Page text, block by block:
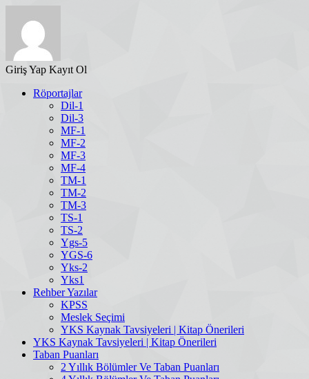
Giriş Yap Kayıt Ol
Röportajlar
Dil-1
Dil-3
MF-1
MF-2
MF-3
MF-4
TM-1
TM-2
TM-3
TS-1
TS-2
Ygs-5
YGS-6
Yks-2
Yks1
Rehber Yazılar
KPSS
Meslek Seçimi
YKS Kaynak Tavsiyeleri | Kitap Önerileri
YKS Kaynak Tavsiyeleri | Kitap Önerileri
Taban Puanları
2 Yıllık Bölümler Ve Taban Puanları